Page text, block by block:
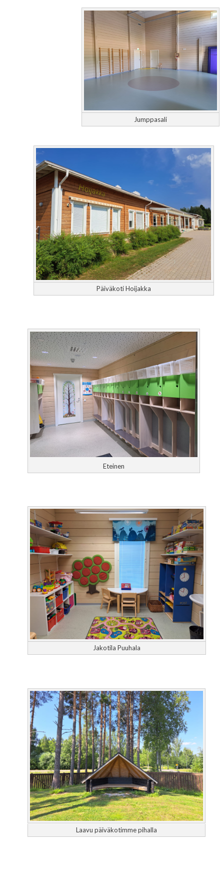
Jumppasali
Päiväkoti Hoijakka
Eteinen
Jakotila Puuhala
Laavu päiväkotimme pihalla